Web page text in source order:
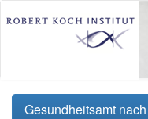
Gesundheitsamt